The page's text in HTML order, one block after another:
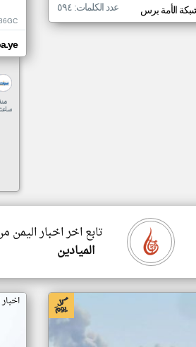
الأمة برس عدد الكلمات: ٥٩٤
تابع اخر اخبار اليمن
الميادين